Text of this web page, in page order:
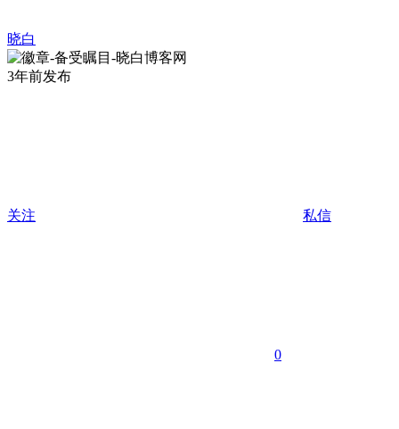
晓白
3年前发布
关注 私信
0